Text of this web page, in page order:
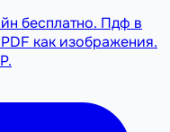
бесплатно. Пдф в
как изображения.